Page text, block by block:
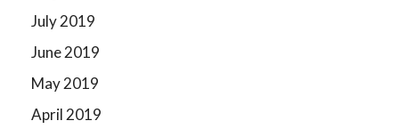
July 2019
June 2019
May 2019
April 2019